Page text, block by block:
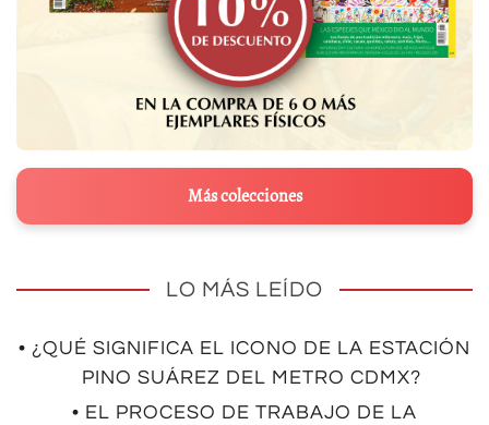
Más colecciones
LO MÁS LEÍDO
• ¿QUÉ SIGNIFICA EL ICONO DE LA ESTACIÓN
PINO SUÁREZ DEL METRO CDMX?
• EL PROCESO DE TRABAJO DE LA